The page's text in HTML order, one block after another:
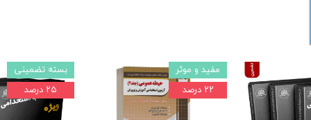
بسته تضمینی
۲۵ درصد
ویژه استخدامی 1403
۱۵ درصد